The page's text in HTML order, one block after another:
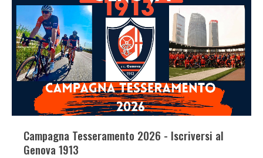
Campagna Tesseramento 2026 - Iscriversi al
Genova 1913